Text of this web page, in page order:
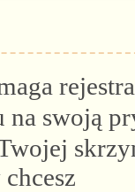
na swoją